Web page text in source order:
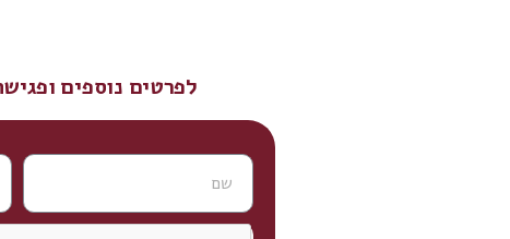
לפרטים נוספים ופגישת היכרות -